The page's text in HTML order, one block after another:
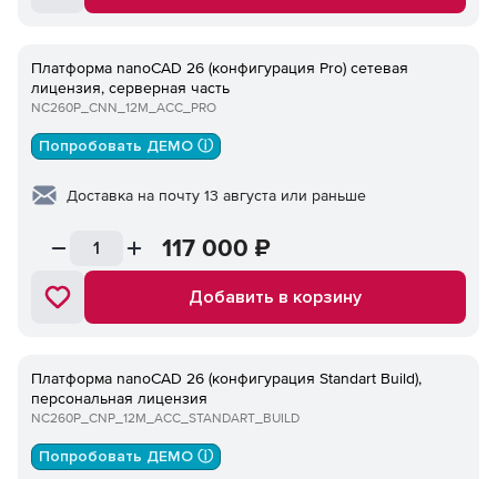
Платформа nanoCAD 26 (конфигурация Pro) сетевая
лицензия, серверная часть
NC260P_CNN_12M_ACC_PRO
Попробовать ДЕМО ⓘ
Доставка на почту 13 августа или раньше
117 000 ₽
Добавить в корзину
Платформа nanoCAD 26 (конфигурация Standart Build),
персональная лицензия
NC260P_CNP_12M_ACC_STANDART_BUILD
Попробовать ДЕМО ⓘ